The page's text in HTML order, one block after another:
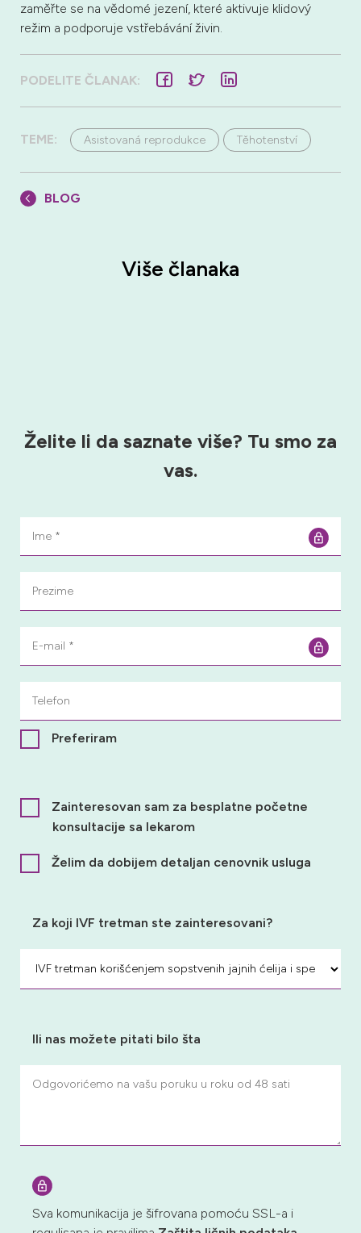
zaměřte se na vědomé jezení, které aktivuje klidový
režim a podporuje vstřebávání živin.
PODELITE ČLANAK:
TEME: Asistovaná reprodukce Těhotenství
BLOG
Više članaka
Želite li da saznate više? Tu smo za
vas.
Preferiram
Zainteresovan sam za besplatne početne
konsultacije sa lekarom
Želim da dobijem detaljan cenovnik usluga
Za koji IVF tretman ste zainteresovani?
Ili nas možete pitati bilo šta
Sva komunikacija je šifrovana pomoću SSL-a i